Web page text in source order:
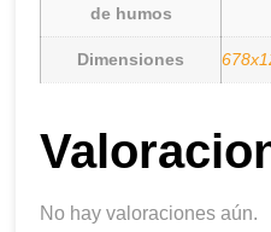
de humos
Dimensiones
No hay valoraciones aún.